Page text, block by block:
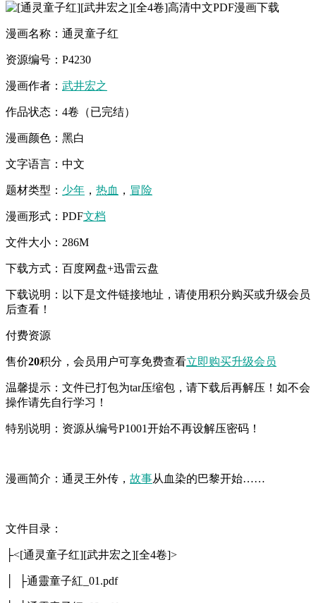
漫画名称：通灵童子红
资源编号：P4230
漫画作者： 武井宏之
作品状态：4卷（已完结）
漫画颜色：黑白
文字语言：中文
题材类型： 少年 ， 热血 ， 冒险
漫画形式：PDF文档
文件大小：286M
下载方式：百度网盘+迅雷云盘
下载说明：以下是文件链接地址，请使用积分购买或升级会员
后查看！
付费资源
售价20积分 ，会员用户可享免费查看立即购买升级会员
温馨提示：文件已打包为tar压缩包，请下载后再解压！如不会
操作请先自行学习！
特别说明：资源从编号P1001开始不再设解压密码！
漫画简介：通灵王外传， 故事从血染的巴黎开始……
文件目录：
├<[通灵童子红][武井宏之][全4卷]>
│ ├通靈童子紅_01.pdf